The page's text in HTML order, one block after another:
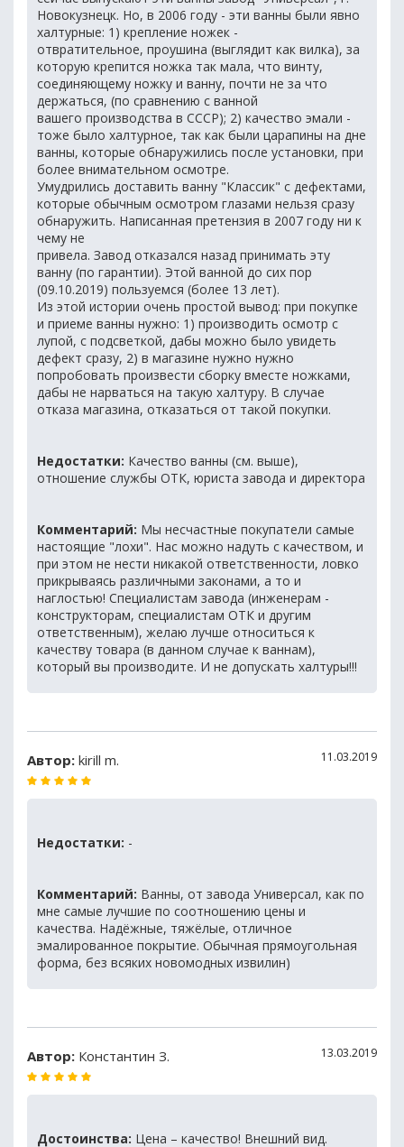
Новокузнецк. Но, в 2006 году - эти ванны были явно
халтурные: 1) крепление ножек -
отвратительное, проушина (выглядит как вилка), за
которую крепится ножка так мала, что винту,
соединяющему ножку и ванну, почти не за что
держаться, (по сравнению с ванной
вашего производства в СССР); 2) качество эмали -
тоже было халтурное, так как были царапины на дне
ванны, которые обнаружились после установки, при
более внимательном осмотре.
Умудрились доставить ванну "Классик" с дефектами,
которые обычным осмотром глазами нельзя сразу
обнаружить. Написанная претензия в 2007 году ни к
чему не
привела. Завод отказался назад принимать эту
ванну (по гарантии). Этой ванной до сих пор
(09.10.2019) пользуемся (более 13 лет).
Из этой истории очень простой вывод: при покупке
и приеме ванны нужно: 1) производить осмотр с
лупой, с подсветкой, дабы можно было увидеть
дефект сразу, 2) в магазине нужно нужно
попробовать произвести сборку вместе ножками,
дабы не нарваться на такую халтуру. В случае
отказа магазина, отказаться от такой покупки.
Недостатки: Качество ванны (см. выше),
отношение службы ОТК, юриста завода и директора
Комментарий: Мы несчастные покупатели самые
настоящие "лохи". Нас можно надуть с качеством, и
при этом не нести никакой ответственности, ловко
прикрываясь различными законами, а то и
наглостью! Специалистам завода (инженерам -
конструкторам, специалистам ОТК и другим
ответственным), желаю лучше относиться к
качеству товара (в данном случае к ваннам),
который вы производите. И не допускать халтуры!!!
Автор: kirill m. 11.03.2019
Недостатки: -
Комментарий: Ванны, от завода Универсал, как по
мне самые лучшие по соотношению цены и
качества. Надёжные, тяжёлые, отличное
эмалированное покрытие. Обычная прямоугольная
форма, без всяких новомодных извилин)
Автор: Константин З. 13.03.2019
Достоинства: Цена – качество! Внешний вид.